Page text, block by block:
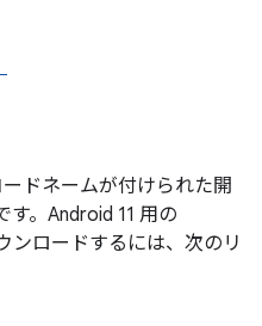
ドネームが付けられた開
。Android 11 用の
ンロードするには、次のリ